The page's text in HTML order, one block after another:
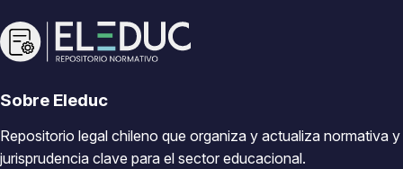
Sobre Eleduc
Repositorio legal chileno que organiza y actualiza normativa y
jurisprudencia clave para el sector educacional.